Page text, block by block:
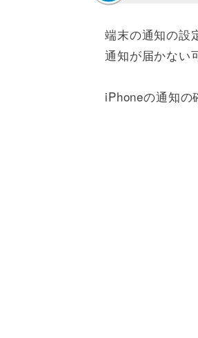
端末の通知の設
通知が届かない
iPhoneの通知の